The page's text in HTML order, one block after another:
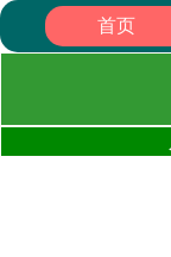
首页